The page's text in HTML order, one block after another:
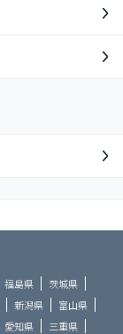
福島県
茨城県
新潟県
富山県
愛知県
三重県